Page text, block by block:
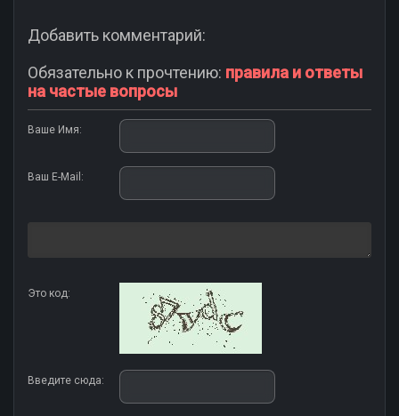
Добавить комментарий:
Обязательно к прочтению: правила и ответы
на частые вопросы
Ваше Имя:
Ваш E-Mail:
Это код:
Введите сюда: